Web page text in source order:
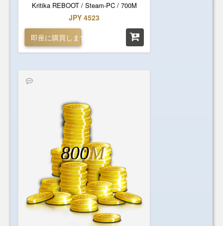
Kritika REBOOT / Steam-PC / 700M
JPY 4523
即座に購買します
800M